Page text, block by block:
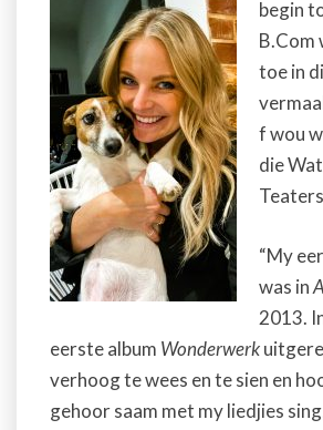
begin
B.Com
toe in
f wou
die
Teaters
“My
was in
2013.
eerste album Wonderwerk
verhoog te wees en te sien en
gehoor saam met my liedjies